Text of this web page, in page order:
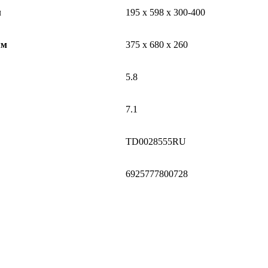
195 х 598 х 300-400
375 х 680 х 260
5.8
7.1
TD0028555RU
6925777800728